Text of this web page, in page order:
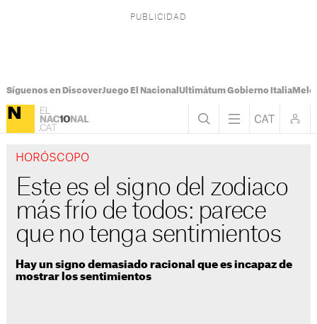
Síguenos en DiscoverJuego El Nacional Ultimátum Gobierno Italia
HORÓSCOPO
Este es el signo del zodiaco
más frío de todos: parece
que no tenga sentimientos
Hay un signo demasiado racional que es incapaz de
mostrar los sentimientos